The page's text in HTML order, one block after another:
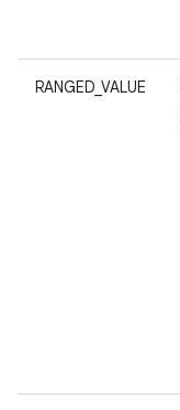
RANGED_VALUE